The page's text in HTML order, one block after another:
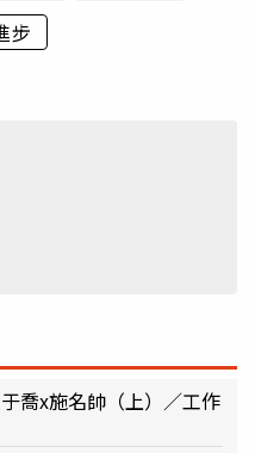
步
x施名帥（上）／工作